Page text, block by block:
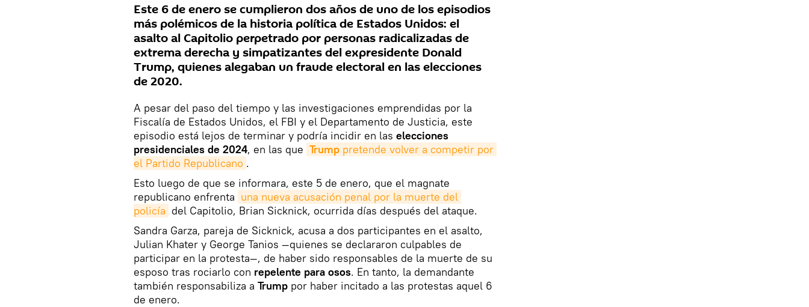
Este 6 de enero se cumplieron dos años de uno de los episodios
más polémicos de la historia política de Estados Unidos: el
asalto al Capitolio perpetrado por personas radicalizadas de
extrema derecha y simpatizantes del expresidente Donald
Trump, quienes alegaban un fraude electoral en las elecciones
de 2020.
A pesar del paso del tiempo y las investigaciones emprendidas por la
Fiscalía de Estados Unidos, el FBI y el Departamento de Justicia, este
episodio está lejos de terminar y podría incidir en las elecciones
presidenciales de 2024, en las que Trump pretende volver a competir por
el Partido Republicano .
Esto luego de que se informara, este 5 de enero, que el magnate
republicano enfrenta una nueva acusación penal por la muerte del
policía del Capitolio, Brian Sicknick, ocurrida días después del ataque.
Sandra Garza, pareja de Sicknick, acusa a dos participantes en el asalto,
Julian Khater y George Tanios —quienes se declararon culpables de
participar en la protesta—, de haber sido responsables de la muerte de su
esposo tras rociarlo con repelente para osos. En tanto, la demandante
también responsabiliza a Trump por haber incitado a las protestas aquel 6
de enero.